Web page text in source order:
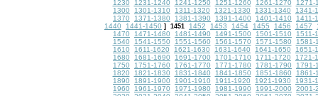
1230
1231-1240 1241-1250 1251-1260 1261-1270
1271-
1300
1301-1310 1311-1320 1321-1330 1331-1340
1341-
1370
1371-1380 1381-1390 1391-1400 1401-1410
1411-
1440
1441-1450 ] 1451 1452 1453 1454 1455 1456 1457
1470
1471-1480 1481-1490 1491-1500 1501-1510
1511-
1540
1541-1550 1551-1560 1561-1570 1571-1580
1581-
1610
1611-1620 1621-1630 1631-1640 1641-1650
1651-
1680
1681-1690 1691-1700 1701-1710 1711-1720
1721-
1750
1751-1760 1761-1770 1771-1780 1781-1790
1791-
1820
1821-1830 1831-1840 1841-1850 1851-1860
1861-
1890
1891-1900 1901-1910 1911-1920 1921-1930
1931-
1960
1961-1970 1971-1980 1981-1990 1991-2000
2001-